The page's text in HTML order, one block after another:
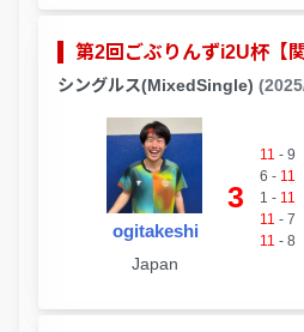
第2回ごぶりんずi2U杯【
シングルス(MixedSingle)
ogitakeshi
Japan
3
11 - 9
6 - 11
1 - 11
11 - 7
11 - 8